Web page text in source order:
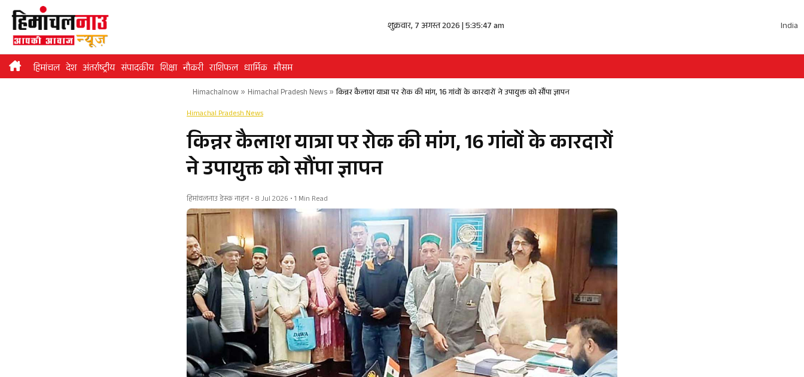
Skip
content
शुक्रवार, 7 अगस्त 2026 | 5:35:48 am India
हिमांचल देश अंतर्राष्ट्रीय संपादकीय शिक्षा नौकरी राशिफल धार्मिक मौसम
Himachalnow» Himachal Pradesh News» किन्नर कैलाश यात्रा पर रोक की मांग, 16 गांवों के कारदारों ने उपायुक्त को सौंपा ज्ञापन
Himachal Pradesh News
किन्नर कैलाश यात्रा पर रोक की मांग, 16 गांवों के कारदारों
ने उपायुक्त को सौंपा ज्ञापन
हिमांचलनाउ डेस्क नाहन • 8 Jul 2026 • 1 Min Read